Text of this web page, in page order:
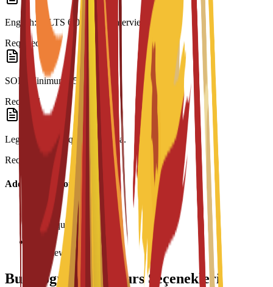
English: IELTS 6.0 or C3S interview.
Required
SOP: Minimum 250 words.
Required
Legalization: Required for visa.
Required
Additional Information
Age requirement: 18+
Interview required
Bu Program İçin Burs Seçenekleri